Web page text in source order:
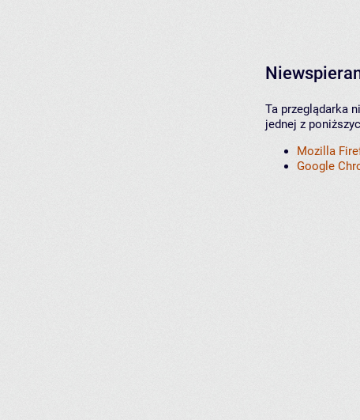
Ta przeglądarka
jednej z
Mozilla
Google